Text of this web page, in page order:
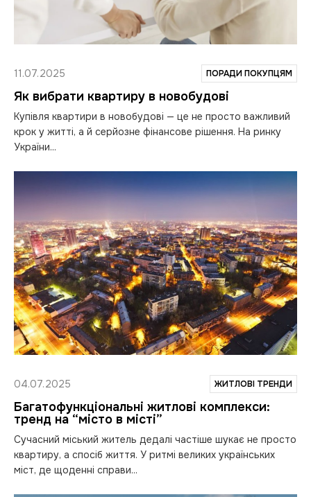
11.07.2025 ПОРАДИ ПОКУПЦЯМ
Як вибрати квартиру в новобудові
Купівля квартири в новобудові — це не просто важливий
крок у житті, а й серйозне фінансове рішення. На ринку
України...
04.07.2025 ЖИТЛОВІ ТРЕНДИ
Багатофункціональні житлові комплекси:
тренд на “місто в місті”
Сучасний міський житель дедалі частіше шукає не просто
квартиру, а спосіб життя. У ритмі великих українських
міст, де щоденні справи...